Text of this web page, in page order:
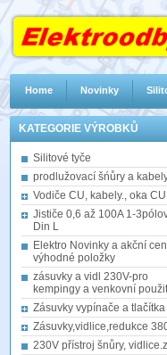
KATEGORIE VÝROBKŮ
Silitové tyče
prodlužovací šńůry a
Vodiče CU, kabely., oka
Jističe 0,6 až 100A 1-
Din L
Elektro Novinky a akční
výhodné položky
zásuvky a vidl 230V-pro
kempingy a venkovní
Zásuvky vypínače a
Zásuvky,vidlice,redukce
230V přístroj šnůry,
Home Novinky